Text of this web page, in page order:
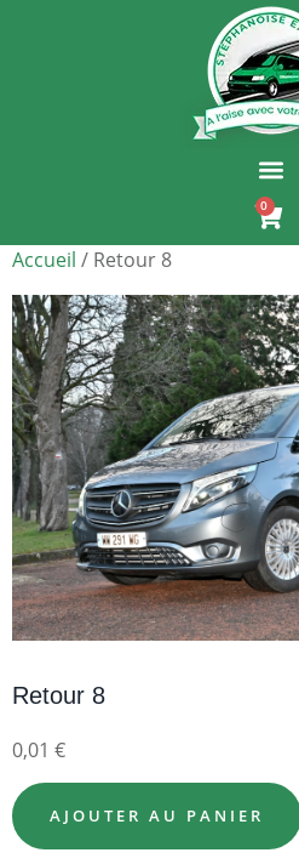
0
Accueil / Retour 8
Retour 8
0,01 €
AJOUTER AU PANIER